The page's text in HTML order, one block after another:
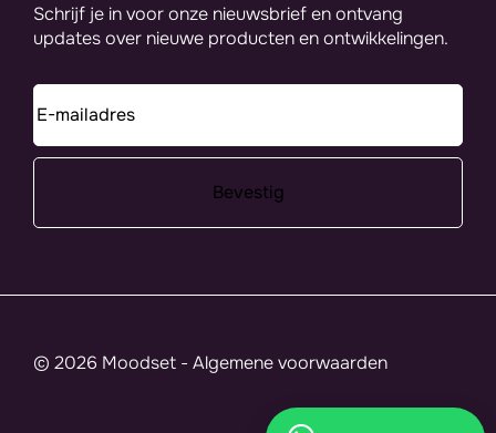
Schrijf je in voor onze nieuwsbrief en ontvang
updates over nieuwe producten en ontwikkelingen.
© 2026 Moodset - Algemene voorwaarden